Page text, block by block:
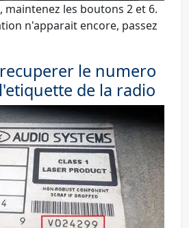
maintenez les boutons 2 et 6.
n'apparait encore, passez
le numero
de la radio